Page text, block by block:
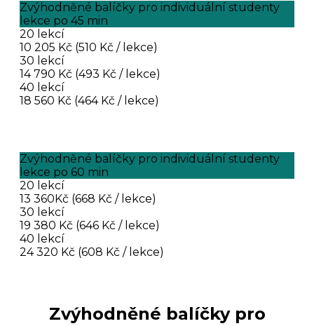
Zvýhodněné balíčky pro individuální studenty
lekce po 45 min
20 lekcí
10 205 Kč (510 Kč / lekce)
30 lekcí
14 790 Kč (493 Kč / lekce)
40 lekcí
18 560 Kč (464 Kč / lekce)
Zvýhodněné balíčky pro individuální studenty
lekce po 60 min
20 lekcí
13 360Kč (668 Kč / lekce)
30 lekcí
19 380 Kč (646 Kč / lekce)
40 lekcí
24 320 Kč (608 Kč / lekce)
Zvýhodněné balíčky pro